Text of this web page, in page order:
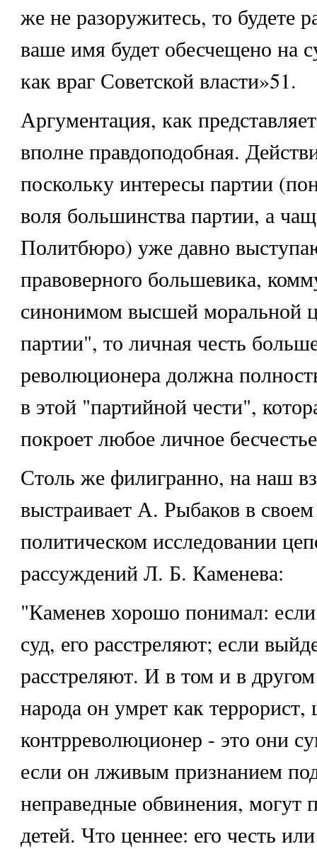
же не разоружитесь, то будете
ваше имя будет обесчещено на
как враг Советской власти»51.
Аргументация, как
вполне правдоподобная.
поскольку интересы партии
воля большинства партии, а
Политбюро) уже давно
правоверного большевика,
синонимом высшей моральной
партии", то личная честь
революционера должна
в этой "партийной чести",
покроет любое личное
Столь же филигранно, на наш
выстраивает А. Рыбаков в
политическом исследовании
рассуждений Л. Б. Каменева:
"Каменев хорошо понимал:
суд, его расстреляют; если
расстреляют. И в том и в другом
народа он умрет как
контрреволюционер - это они
если он лживым признанием
неправедные обвинения, могут
детей. Что ценнее: его честь